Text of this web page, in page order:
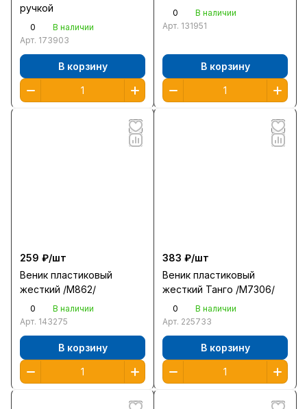
ручкой
0
В наличии
Арт. 173903
В корзину
0
В наличии
Арт. 131951
В корзину
259 ₽/шт
Веник пластиковый
жесткий /М862/
0
В наличии
Арт. 143275
В корзину
383 ₽/шт
Веник пластиковый
жесткий Танго /М7306/
0
В наличии
Арт. 225733
В корзину